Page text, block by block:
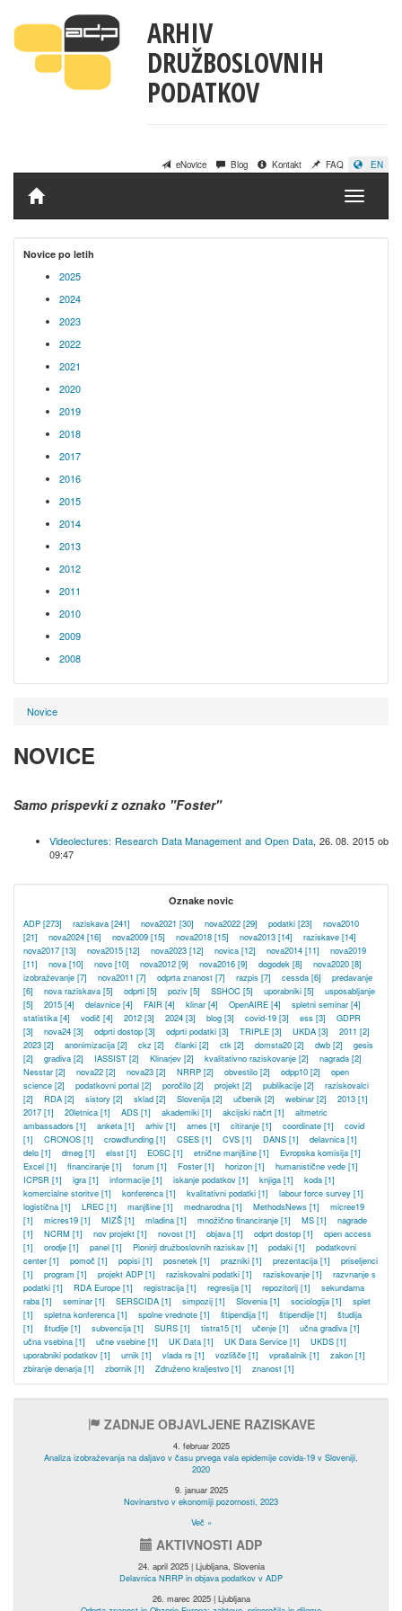
ARHIV
DRUŽBOSLOVNIH
PODATKOV
eNovice Blog Kontakt FAQ EN
Domov
Novice po letih
2025
2024
2023
2022
2021
2020
2019
2018
2017
2016
2015
2014
2013
2012
2011
2010
2009
2008
Novice
NOVICE
Samo prispevki z oznako "Foster"
Videolectures: Research Data Management and Open Data, 26. 08. 2015 ob
09:47
Oznake novic
ADP [273] raziskava [241] nova2021 [30] nova2022 [29] podatki [23]
nova2010
[21]
nova2024 [16] nova2009 [15] nova2018 [15] nova2013 [14] raziskave [14]
nova2017 [13] nova2015 [12] nova2023 [12] novica [12] nova2014 [11]
nova2019
[11]
nova [10] novo [10] nova2012 [9] nova2016 [9] dogodek [8] nova2020 [8]
izobraževanje [7] nova2011 [7] odprta znanost [7] razpis [7] cessda [6]
predavanje
[6]
nova raziskava [5] odprti [5] poziv [5] SSHOC [5] uporabniki [5]
usposabljanje
[5]
2015 [4] delavnice [4] FAIR [4] klinar [4] OpenAIRE [4] spletni seminar [4]
statistika [4] vodič [4] 2012 [3] 2024 [3] blog [3] covid-19 [3] ess [3]
GDPR
[3]
nova24 [3] odprti dostop [3] odprti podatki [3] TRIPLE [3] UKDA [3] 2011 [2]
2023 [2] anonimizacija [2] ckz [2] članki [2] ctk [2] domsta20 [2] dwb [2]
gesis
[2]
gradiva [2] IASSIST [2] Klinarjev [2] kvalitativno raziskovanje [2] nagrada [2]
Nesstar [2] nova22 [2] nova23 [2] NRRP [2] obvestilo [2] odpp10 [2]
open
science [2] podatkovni portal [2] poročilo [2] projekt [2] publikacije [2]
raziskovalci
[2]
RDA [2] sistory [2] sklad [2] Slovenija [2] učbenik [2] webinar [2] 2013 [1]
2017 [1] 20letnica [1] ADS [1] akademiki [1] akcijski načrt [1]
altmetric
ambassadors [1] anketa [1] arhiv [1] arnes [1] citiranje [1] coordinate [1]
covid
[1]
CRONOS [1] crowdfunding [1] CSES [1] CVS [1] DANS [1] delavnica [1]
delo [1] dmeg [1] elsst [1] EOSC [1] etnične manjšine [1] Evropska komisija [1]
Excel [1] financiranje [1] forum [1] Foster [1] horizon [1] humanistične vede [1]
ICPSR [1] igra [1] informacije [1] iskanje podatkov [1] knjiga [1] koda [1]
komercialne storitve [1] konferenca [1] kvalitativni podatki [1] labour force survey [1]
logistična [1] LREC [1] manjšine [1] mednarodna [1] MethodsNews [1]
micree19
[1]
micres19 [1] MIZŠ [1] mladina [1] množično financiranje [1] MS [1]
nagrade
[1]
NCRM [1] nov projekt [1] novost [1] objava [1] odprt dostop [1]
open access
[1]
orodje [1] panel [1] Pionirji družboslovnih raziskav [1] podaki [1]
podatkovni
center [1] pomoč [1] popisi [1] posnetek [1] prazniki [1] prezentacija [1]
priseljenci
[1]
program [1] projekt ADP [1] raziskovalni podatki [1] raziskovanje [1]
razvnanje s
podatki [1] RDA Europe [1] registracija [1] regresija [1] repozitorij [1]
sekundarna
raba [1] seminar [1] SERSCIDA [1] simpozij [1] Slovenia [1] sociologija [1]
splet
[1]
spletna konferenca [1] spolne vrednote [1] štipendija [1] štipendije [1]
študija
[1]
študije [1] subvencija [1] SURS [1] tistra15 [1] učenje [1] učna gradiva [1]
učna vsebina [1] učne vsebine [1] UK Data [1] UK Data Service [1] UKDS [1]
uporabniki podatkov [1] urnik [1] vlada rs [1] vozlišče [1] vprašalnik [1] zakon [1]
zbiranje denarja [1] zbornik [1] Združeno kraljestvo [1] znanost [1]
ZADNJE OBJAVLJENE RAZISKAVE
4. februar 2025
Analiza izobraževanja na daljavo v času prvega vala epidemije covida-19 v Sloveniji,
2020
9. januar 2025
Novinarstvo v ekonomiji pozornosti, 2023
Več »
AKTIVNOSTI ADP
24. april 2025 | Ljubljana, Slovenia
Delavnica NRRP in objava podatkov v ADP
26. marec 2025 | Ljubljana